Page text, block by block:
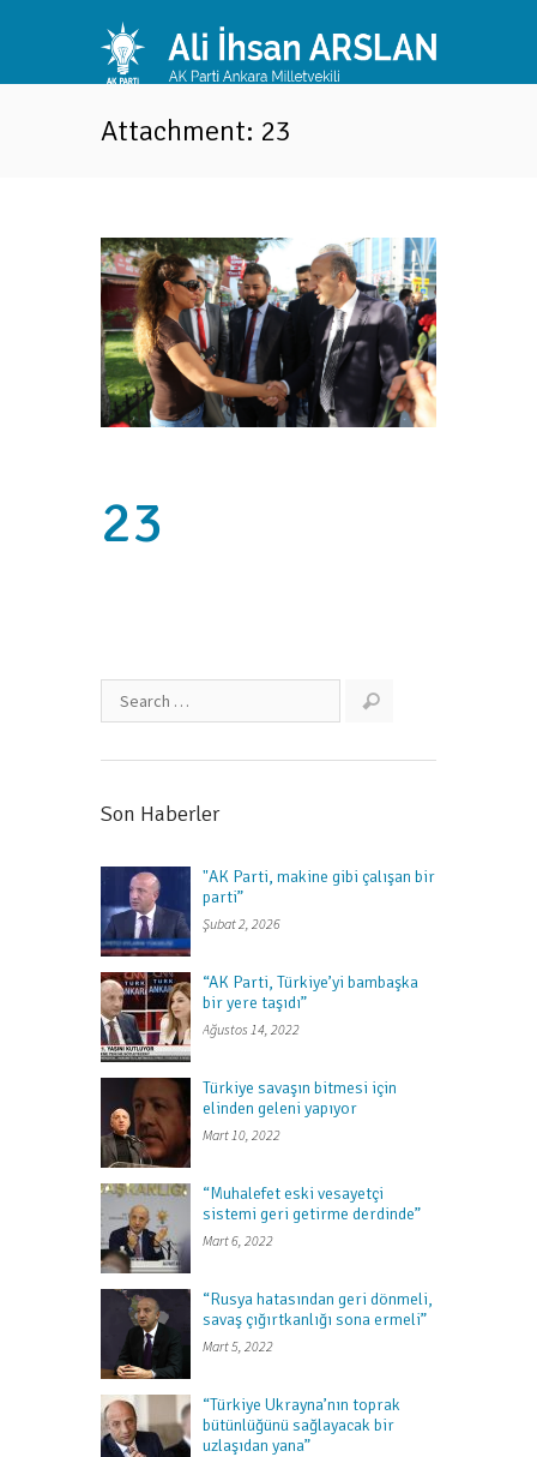
Attachment: 23
23
Son Haberler
"AK Parti, makine gibi çalışan bir
parti”
Şubat 2, 2026
“AK Parti, Türkiye’yi bambaşka
bir yere taşıdı”
Ağustos 14, 2022
Türkiye savaşın bitmesi için
elinden geleni yapıyor
Mart 10, 2022
“Muhalefet eski vesayetçi
sistemi geri getirme derdinde”
Mart 6, 2022
“Rusya hatasından geri dönmeli,
savaş çığırtkanlığı sona ermeli”
Mart 5, 2022
“Türkiye Ukrayna’nın toprak
bütünlüğünü sağlayacak bir
uzlaşıdan yana”